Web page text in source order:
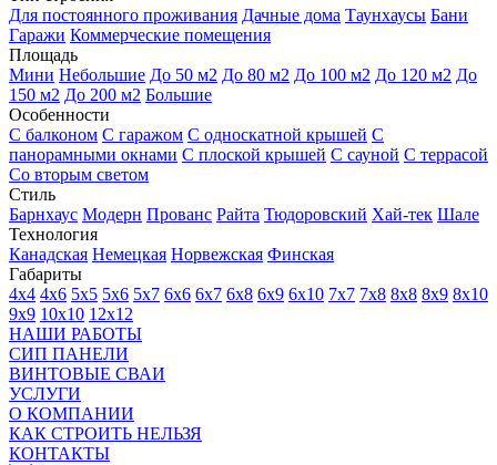
Для постоянного проживания Дачные дома Таунхаусы Бани
Гаражи Коммерческие помещения
Площадь
Мини Небольшие До 50 м2 До 80 м2 До 100 м2 До 120 м2 До
150 м2 До 200 м2 Большие
Особенности
С балконом С гаражом С односкатной крышей С
панорамными окнами С плоской крышей С сауной С террасой
Со вторым светом
Стиль
Барнхаус Модерн Прованс Райта Тюдоровский Хай-тек Шале
Технология
Канадская Немецкая Норвежская Финская
Габариты
4х4 4х6 5х5 5х6 5х7 6х6 6х7 6х8 6х9 6х10 7х7 7х8 8х8 8х9 8х10
9х9 10х10 12х12
НАШИ РАБОТЫ
СИП ПАНЕЛИ
ВИНТОВЫЕ СВАИ
УСЛУГИ
О КОМПАНИИ
КАК СТРОИТЬ НЕЛЬЗЯ
КОНТАКТЫ